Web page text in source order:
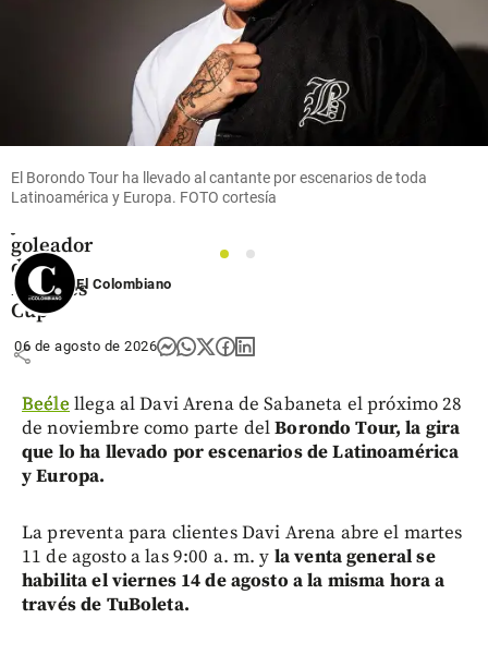
marcó
doblete y
goleador
de la
Leagues
Cup
share
El Borondo Tour ha llevado al cantante por escenarios de toda
Latinoamérica y Europa. FOTO cortesía
1
2
El Colombiano
06 de agosto de 2026
Beéle llega al Davi Arena de Sabaneta el próximo 28
de noviembre como parte delBorondo Tour, la gira
que lo ha llevado por escenarios de Latinoamérica
y Europa.
La preventa para clientes Davi Arena abre el martes
11 de agosto a las 9:00 a. m. y la venta general se
habilita el viernes 14 de agosto a la misma hora a
través de TuBoleta.